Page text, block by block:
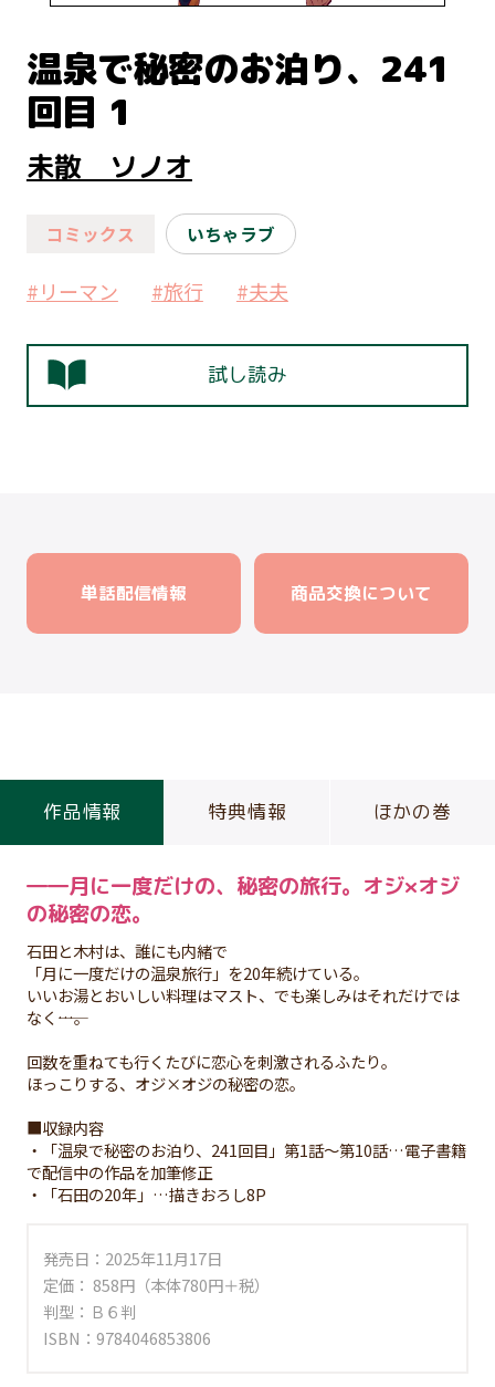
温泉で秘密のお泊り、241
回目 1
未散 ソノオ
コミックス いちゃラブ
#リーマン #旅行 #夫夫
試し読み
単話配信情報 商品交換について
作品情報 特典情報 ほかの巻
――月に一度だけの、秘密の旅行。オジ×オジ
の秘密の恋。
石田と木村は、誰にも内緒で
「月に一度だけの温泉旅行」を20年続けている。
いいお湯とおいしい料理はマスト、でも楽しみはそれだけでは
なく――…。
回数を重ねても行くたびに恋心を刺激されるふたり。
ほっこりする、オジ×オジの秘密の恋。
■収録内容
・「温泉で秘密のお泊り、241回目」第1話～第10話…電子書籍
で配信中の作品を加筆修正
・「石田の20年」…描きおろし8P
発売日：2025年11月17日
定価： 858円（本体780円＋税）
判型：Ｂ６判
ISBN：9784046853806